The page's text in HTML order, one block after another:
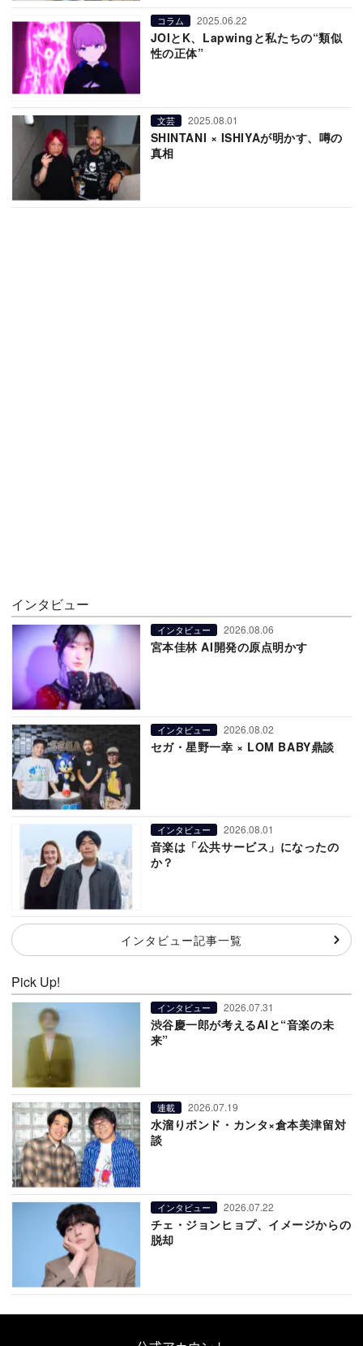
コラム 2025.06.22
JOIとK、Lapwingと私たちの“類似
性の正体”
文芸 2025.08.01
SHINTANI × ISHIYAが明かす、噂の
真相
インタビュー
インタビュー 2026.08.06
宮本佳林 AI開発の原点明かす
インタビュー 2026.08.02
セガ・星野一幸 × LOM BABY鼎談
インタビュー 2026.08.01
音楽は「公共サービス」になったの
か？
インタビュー記事一覧
Pick Up!
インタビュー 2026.07.31
渋谷慶一郎が考えるAIと“音楽の未
来”
連載 2026.07.19
水溜りボンド・カンタ×倉本美津留対
談
インタビュー 2026.07.22
チェ・ジョンヒョプ、イメージからの
脱却